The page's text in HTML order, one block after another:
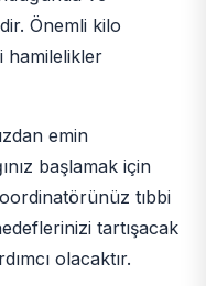
Önemli kilo
hamilelikler
emin
başlamak için
tıbbi
tartışacak
olacaktır.